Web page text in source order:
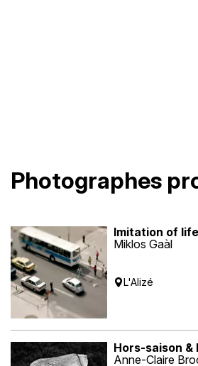
Photographes
Imitation of life
Miklos Gaàl
L'Alizé
Hors-saison &
Anne-Claire